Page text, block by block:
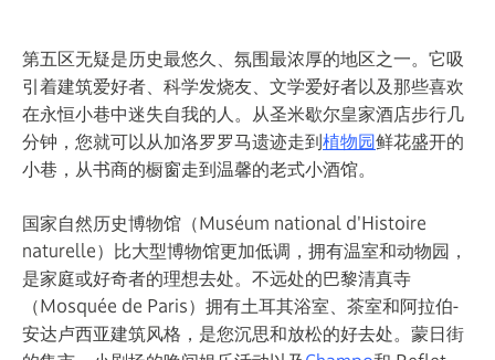
第五区无疑是历史最悠久、氛围最浓厚的地区之一。它吸
引着建筑爱好者、科学发烧友、文学爱好者以及那些喜欢
在永恒小巷中迷失自我的人。从圣米歇尔皇家酒店步行几
分钟，您就可以从加洛罗罗马遗迹走到植物园鲜花盛开的
小巷，从书商的橱窗走到温馨的老式小酒馆。
国家自然历史博物馆（Muséum national d'Histoire
naturelle）比大型博物馆更加低调，拥有温室和动物园，
是家庭或好奇者的理想去处。不远处的巴黎清真寺
（Mosquée de Paris）拥有土耳其浴室、茶室和阿拉伯-
安达卢西亚建筑风格，是您沉思和放松的好去处。蒙日街